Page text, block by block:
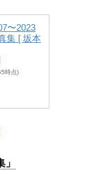
〜2023
集 [ 坂本
時点)